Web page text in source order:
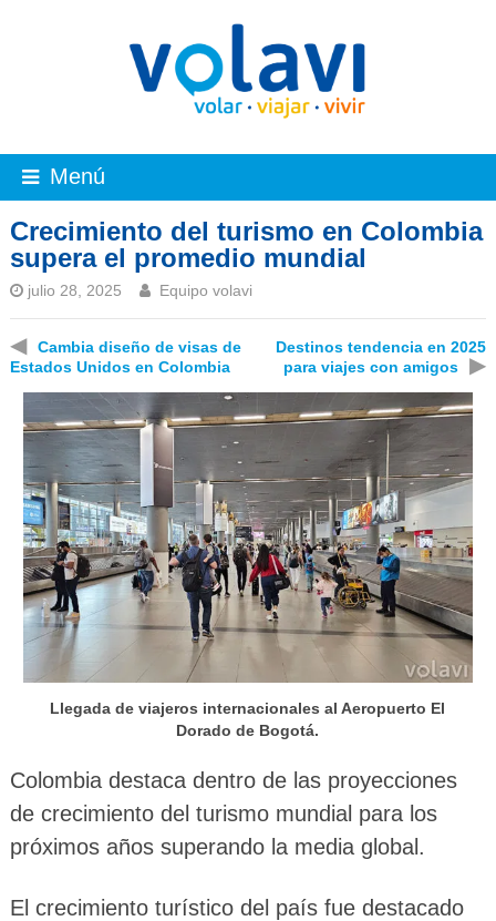
Menú
Crecimiento del turismo en Colombia
supera el promedio mundial
julio 28, 2025 Equipo volavi
◀
Cambia diseño de visas de
Estados Unidos en Colombia
Destinos tendencia en 2025
para viajes con amigos
▶
Llegada de viajeros internacionales al Aeropuerto El
Dorado de Bogotá.
Colombia destaca dentro de las proyecciones
de crecimiento del turismo mundial para los
próximos años superando la media global.
El crecimiento turístico del país fue destacado